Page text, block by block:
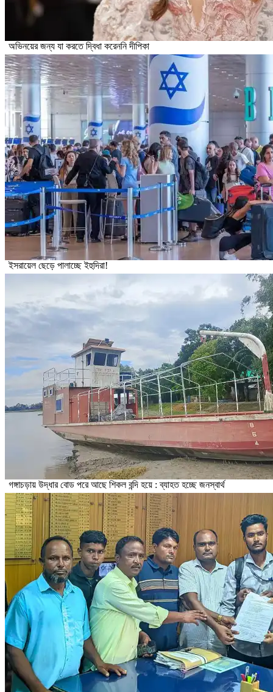
অভিনয়ের জন্য যা করতে দ্বিধা করেননি দীপিকা
ইসরায়েল ছেড়ে পালাচ্ছে ইহুদিরা!
গঙ্গাচড়ায় উদ্ধার বোড পরে আছে শিকল বন্দি হয়ে : ব্যাহত হচ্ছে জনস্বার্থ